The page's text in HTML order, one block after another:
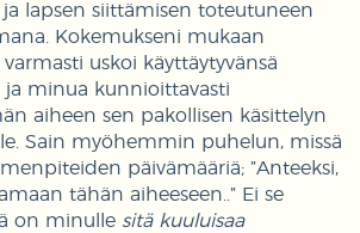
lapsen siittämisen toteutuneen
Kokemukseni mukaan
uskoi käyttäytyvänsä
minua kunnioittavasti
aiheen sen pakollisen käsittelyn
Sain myöhemmin puhelun, missä
päivämääriä; ”Anteeksi,
tähän aiheeseen..” Ei se
on minulle sitä kuuluisaa